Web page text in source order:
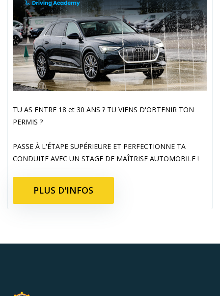
TU AS ENTRE 18 et 30 ANS ? TU VIENS D'OBTENIR TON
PERMIS ?
PASSE À L'ÉTAPE SUPÉRIEURE ET PERFECTIONNE TA
CONDUITE AVEC UN STAGE DE MAÎTRISE AUTOMOBILE !
PLUS D'INFOS